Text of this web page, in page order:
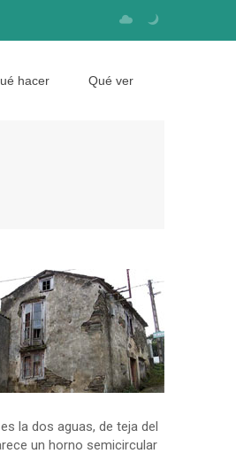
hacer Qué ver
la dos aguas, de teja del
un horno semicircular